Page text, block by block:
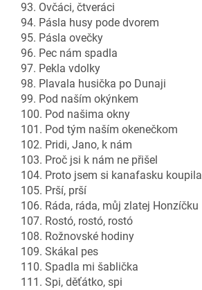
93. Ovčáci, čtveráci
94. Pásla husy pode dvorem
95. Pásla ovečky
96. Pec nám spadla
97. Pekla vdolky
98. Plavala husička po Dunaji
99. Pod naším okýnkem
100. Pod našima okny
101. Pod tým naším okenečkom
102. Pridi, Jano, k nám
103. Proč jsi k nám ne přišel
104. Proto jsem si kanafasku koupila
105. Prší, prší
106. Ráda, ráda, můj zlatej Honzíčku
107. Rostó, rostó, rostó
108. Rožnovské hodiny
109. Skákal pes
110. Spadla mi šablička
111. Spi, děťátko, spi